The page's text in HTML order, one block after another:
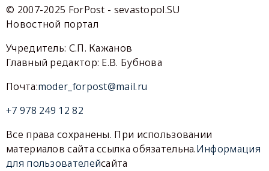
© 2007-2025 ForPost - sevastopol.SU
Новостной портал
Учредитель: С.П. Кажанов
Главный редактор: Е.В. Бубнова
Почта:moder_forpost@mail.ru
+7 978 249 12 82
Все права сохранены. При использовании
материалов сайта ссылка обязательна.Информация
для пользователейсайта